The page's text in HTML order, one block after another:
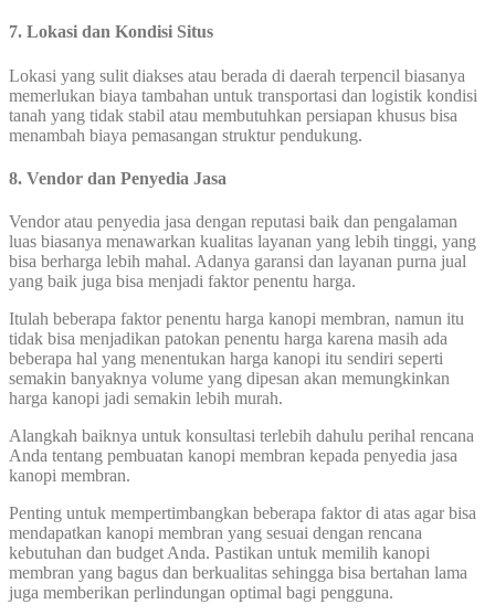
7. Lokasi dan Kondisi Situs
Lokasi yang sulit diakses atau berada di daerah terpencil biasanya
memerlukan biaya tambahan untuk transportasi dan logistik kondisi
tanah yang tidak stabil atau membutuhkan persiapan khusus bisa
menambah biaya pemasangan struktur pendukung.
8. Vendor dan Penyedia Jasa
Vendor atau penyedia jasa dengan reputasi baik dan pengalaman
luas biasanya menawarkan kualitas layanan yang lebih tinggi, yang
bisa berharga lebih mahal. Adanya garansi dan layanan purna jual
yang baik juga bisa menjadi faktor penentu harga.
Itulah beberapa faktor penentu harga kanopi membran, namun itu
tidak bisa menjadikan patokan penentu harga karena masih ada
beberapa hal yang menentukan harga kanopi itu sendiri seperti
semakin banyaknya volume yang dipesan akan memungkinkan
harga kanopi jadi semakin lebih murah.
Alangkah baiknya untuk konsultasi terlebih dahulu perihal rencana
Anda tentang pembuatan kanopi membran kepada penyedia jasa
kanopi membran.
Penting untuk mempertimbangkan beberapa faktor di atas agar bisa
mendapatkan kanopi membran yang sesuai dengan rencana
kebutuhan dan budget Anda. Pastikan untuk memilih kanopi
membran yang bagus dan berkualitas sehingga bisa bertahan lama
juga memberikan perlindungan optimal bagi pengguna.